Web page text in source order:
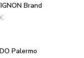
Brand
€
Palermo